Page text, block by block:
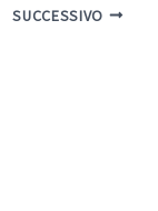
SUCCESSIVO